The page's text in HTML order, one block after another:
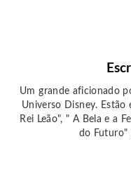
Um grande aficionado
Universo Disney.
Rei Leão", " A Bela e a
do Futuro"